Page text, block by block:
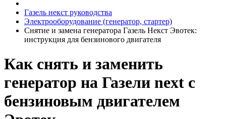
Газель некст руководства
Электрооборудование (генератор, стартер)
Снятие и замена генератора Газель Некст Эвотек:
инструкция для бензинового двигателя
Как снять и заменить
генератор на Газели next с
бензиновым двигателем